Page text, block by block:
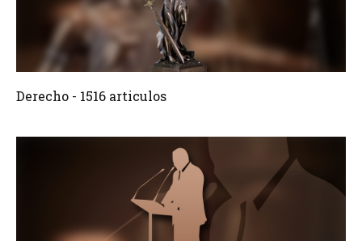
Crear 1516 Articulos
Derecho - 1516 articulos